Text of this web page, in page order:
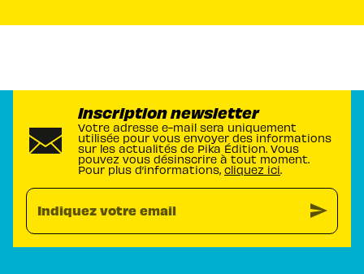
Inscription newsletter
Votre adresse e-mail sera uniquement
utilisée pour vous envoyer des informations
sur les actualités de Pika Édition. Vous
pouvez vous désinscrire à tout moment.
Pour plus d’informations, cliquez ici.
Indiquez votre email send